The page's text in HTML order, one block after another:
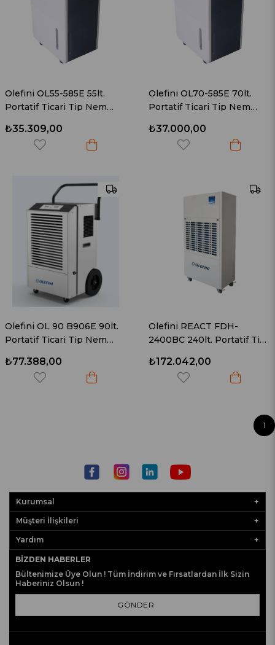
Olefini OL55-585E 55lt.
Portatif Ticari Tip Nem
₺35.309,00
Olefini OL70-585E 70lt.
Portatif Ticari Tip Nem
₺37.000,00
Olefini OL 90 B906E 90lt.
Portatif Ticari Tip Nem
₺77.388,00
Olefini REACT FDH-
2400BC 240lt. Portatif Tip
₺172.042,00
1
Kurumsal
Müşteri İlişkileri
Yardım
BIZDEN HABERLER
Bültenimize Üye Olun ! Tüm İndirim ve Fırsatlardan İlk Sizin
Haberiniz Olsun !
GÖNDER